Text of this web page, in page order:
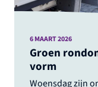
Groen
vorm
Woensdag zijn
6 MAART 2026